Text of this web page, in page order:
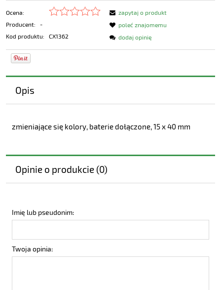
Ocena:
Producent:
-
Kod produktu:
CX1362
zapytaj o produkt
poleć znajomemu
dodaj opinię
Opis
zmieniające się kolory, baterie dołączone, 15 x 40 mm
Opinie o produkcie (0)
Imię lub pseudonim:
Twoja opinia: